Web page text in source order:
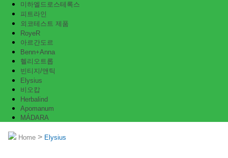
미하엘드로스테록스
피트라인
외코테스트 제품
RoyeR
아르간도르
Benn+Anna
헬리오트롭
빈티지/앤틱
Elysius
비오캅
Herbalind
Apomanum
MÁDARA
Home > Elysius